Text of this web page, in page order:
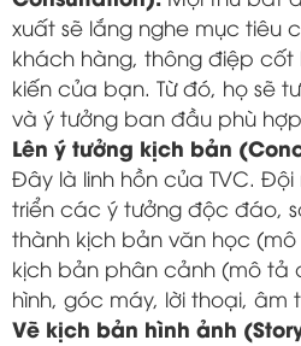
xuất sẽ lắng nghe mục tiêu
khách hàng, thông điệp cốt
kiến của bạn. Từ đó, họ sẽ
và ý tưởng ban đầu phù
Lên ý tưởng kịch bản
Đây là linh hồn của TVC.
triển các ý tưởng độc đáo,
thành kịch bản văn học
kịch bản phân cảnh (mô tả
hình, góc máy, lời thoại, âm
Vẽ kịch bản hình ảnh